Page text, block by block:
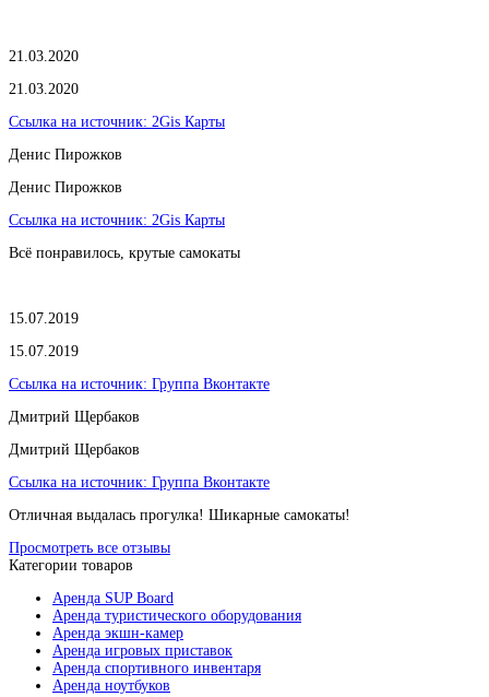
21.03.2020
21.03.2020
Ссылка на источник: 2Gis Карты
​Денис Пирожков
​Денис Пирожков
Ссылка на источник: 2Gis Карты
Всё понравилось, крутые самокаты
15.07.2019
15.07.2019
Ссылка на источник: Группа Вконтакте
Дмитрий Щербаков
Дмитрий Щербаков
Ссылка на источник: Группа Вконтакте
Отличная выдалась прогулка! Шикарные самокаты!
Просмотреть все отзывы
Категории товаров
Аренда SUP Board
Аренда туристического оборудования
Аренда экшн-камер
Аренда игровых приставок
Аренда спортивного инвентаря
Аренда ноутбуков